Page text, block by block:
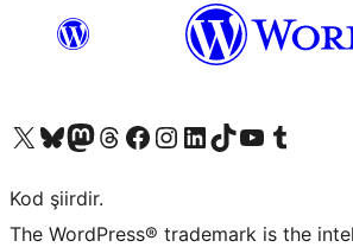
X (eski Twitter) hesabımıza bakın
Bluesky hesabımızı ziyaret edinMastodon hesabımızı ziyaret edinThreads hesabımızı ziyaret edinFacebook sayfamızı ziyaret edinInstagram hesabımızı ziyaret edinLinkedIn hesabımızı ziyaret edinTikTok hesabımızı ziyaret edinYouTube kanalımızı ziyaret edinTumblr hesabımızı ziyaret edin
Kod şiirdir.
The WordPress® trademark is the